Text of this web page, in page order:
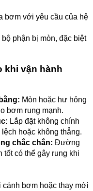
bơm với yêu cầu của hệ
phận bị mòn, đặc biệt
khi vận hành
Mòn hoặc hư hỏng
bơm rung mạnh.
Lắp đặt không chính
hoặc không thẳng.
chắc chắn: Đường
có thể gây rung khi
cánh bơm hoặc thay mới